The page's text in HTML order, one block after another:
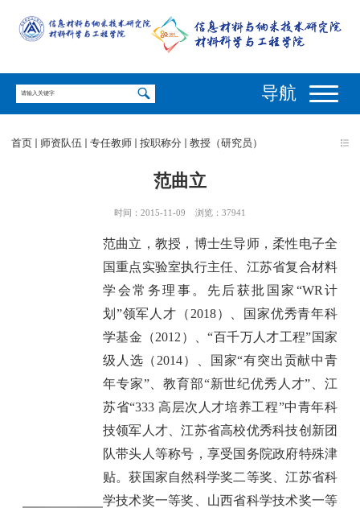
导航
首页 师资队伍 专任教师 按职称分 教授（研究员）
范曲立
时间：2015-11-09 浏览： 37941
范曲立，教授，博士生导师，柔性电子全
国重点实验室执行主任、江苏省复合材料
学会常务理事。先后获批国家“WR计
划”领军人才（ 2018）、国家优秀青年科
学基金（2012 ）、“百千万人才工程”国家
级人选（ 2014）、国家“有突出贡献中青
年专家”、教育部“新世纪优秀人才” 、江
苏省“333 高层次人才培养工程”中青年科
技领军人才、江苏省高校优秀科技创新团
队带头人等称号，享受国务院政府特殊津
贴。获国家自然科学奖二等奖、江苏省科
学技术奖一等奖、山西省科学技术奖一等